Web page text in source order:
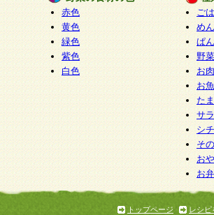
赤色
黄色
緑色
紫色
白色
ご
めん
ぱん
野
お
お
た
サ
シ
そ
お
お
トップページ
レシピ